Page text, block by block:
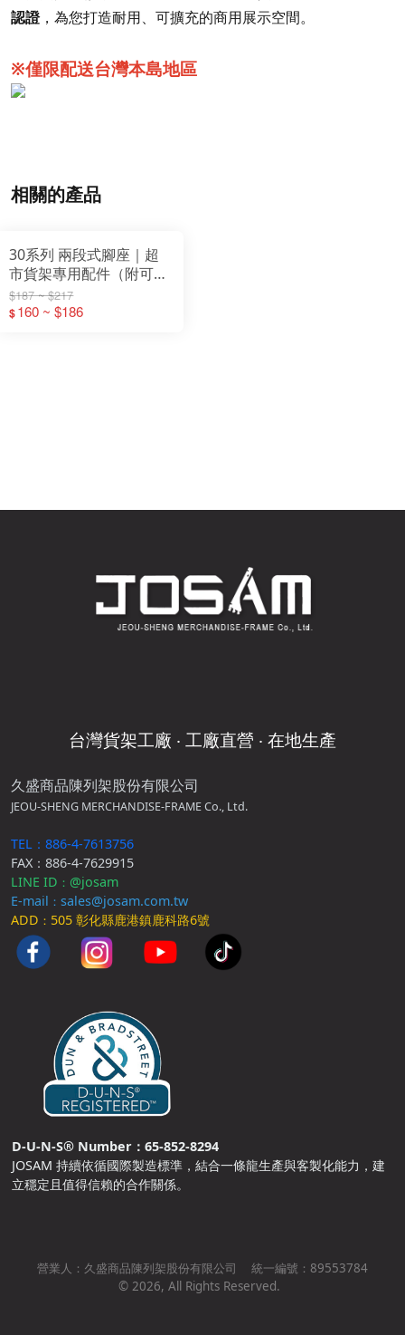
認證，為您打造耐用、可擴充的商用展示空間。
※僅限配送台灣本島地區
相關的產品
30系列 兩段式腳座｜超
市貨架專用配件（附可調
式腳粒）
$187 ~ $217
$160 ~ $186
台灣貨架工廠 ‧ 工廠直營 ‧ 在地生產
久盛商品陳列架股份有限公司
JEOU-SHENG MERCHANDISE-FRAME Co., Ltd.
TEL：886-4-7613756
FAX：886-4-7629915
LINE ID ： @josam
E-mail ： sales@josam.com.tw
ADD ： 505 彰化縣鹿港鎮鹿科路6號
D-U-N-S® Number：65-852-8294
JOSAM 持續依循國際製造標準，結合一條龍生產與客製化能力，建
立穩定且值得信賴的合作關係。
營業人： 久盛商品陳列架股份有限公司 統一編號： 89553784
© 2026, All Rights Reserved.